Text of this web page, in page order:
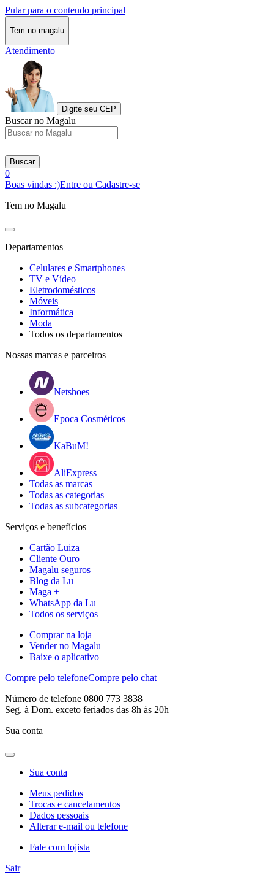
Pular para o conteudo principal
Tem no magalu
Atendimento
Digite seu CEP
Buscar no Magalu
Buscar
0
Boas vindas :)Entre ou Cadastre-se
Tem no Magalu
Departamentos
Celulares e Smartphones
TV e Vídeo
Eletrodomésticos
Móveis
Informática
Moda
Todos os departamentos
Nossas marcas e parceiros
Netshoes
Epoca Cosméticos
KaBuM!
AliExpress
Todas as marcas
Todas as categorias
Todas as subcategorias
Serviços e benefícios
Cartão Luiza
Cliente Ouro
Magalu seguros
Blog da Lu
Maga +
WhatsApp da Lu
Todos os serviços
Comprar na loja
Vender no Magalu
Baixe o aplicativo
Compre pelo telefoneCompre pelo chat
Número de telefone 0800 773 3838
Seg. à Dom. exceto feriados das 8h às 20h
Sua conta
Sua conta
Meus pedidos
Trocas e cancelamentos
Dados pessoais
Alterar e-mail ou telefone
Fale com lojista
Sair